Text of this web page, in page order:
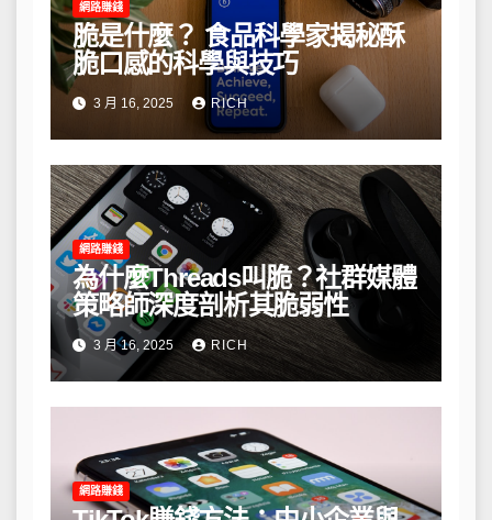
網路賺錢
脆是什麼？ 食品科學家揭秘酥
脆口感的科學與技巧
3 月 16, 2025 RICH
網路賺錢
為什麼Threads叫脆？社群媒體
策略師深度剖析其脆弱性
3 月 16, 2025 RICH
網路賺錢